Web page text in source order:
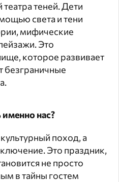
теней. Дети
света и тени
мифические
Это
которое развивает
безграничные
нас?
поход, а
Это праздник,
не просто
в тайны гостем